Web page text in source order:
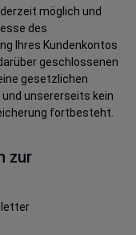
möglich und
des
Ihres Kundenkontos
geschlossenen
gesetzlichen
unsererseits kein
fortbesteht.
zur